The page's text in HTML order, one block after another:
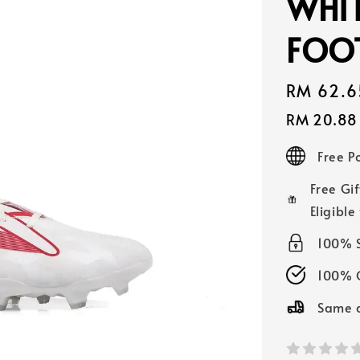
Sale
price
RM
RM 20.88
Free
Free
Eligible
100%
100%
Same